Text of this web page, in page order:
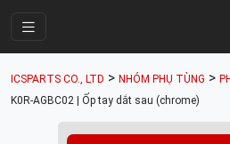
Cửa Hàng
Parts
ICSPARTS CO., LTD > NHÓM PHỤ TÙNG >
K0R-AGBC02 | Ốp tay dắt sau (chrome)